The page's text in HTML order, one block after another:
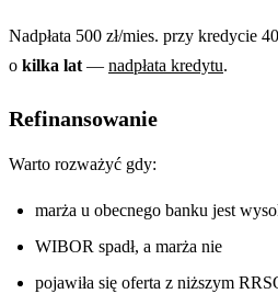
Nadpłata 500 zł/mies. przy kredycie
o kilka lat — nadpłata kredytu.
Refinansowanie
Warto rozważyć gdy:
marża u obecnego banku jest
WIBOR spadł, a marża nie
pojawiła się oferta z niższym